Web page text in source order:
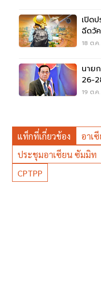
เปิด
ฉีดวั
ภูมิขึ้น
18 ต.ค
นาย
26-
19 ต.ค
แท็กที่เกี่ยวข้อง อาเ
ประชุมอาเซียน ซัมมิท
CPTPP